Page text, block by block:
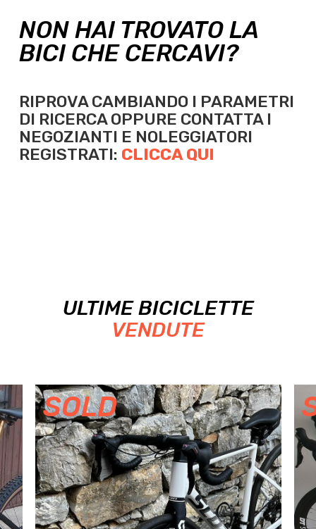
NON HAI TROVATO LA
BICI CHE CERCAVI?
RIPROVA CAMBIANDO I PARAMETRI
DI RICERCA OPPURE CONTATTA I
NEGOZIANTI E NOLEGGIATORI
REGISTRATI: CLICCA QUI
ULTIME BICICLETTE
VENDUTE
SOLD